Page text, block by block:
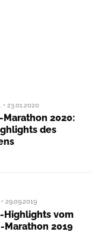
• 23.01.2020
Marathon 2020:
des
29.09.2019
Highlights vom
Marathon 2019